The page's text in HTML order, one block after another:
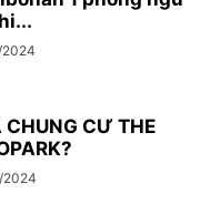
CHUNG CƯ THE